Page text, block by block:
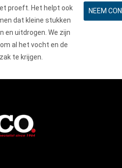
proeft. Het helpt ook
dat kleine stukken
en uitdrogen. We zijn
al het vocht en de
te krijgen.
NEEM